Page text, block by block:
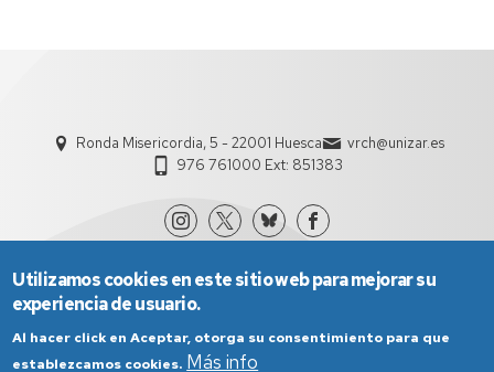
Ronda Misericordia, 5 - 22001 Huesca
vrch@unizar.es
976 761000 Ext: 851383
Utilizamos cookies en este sitio web para mejorar su
experiencia de usuario.
Al hacer click en Aceptar, otorga su consentimiento para que
establezcamos cookies. Más info